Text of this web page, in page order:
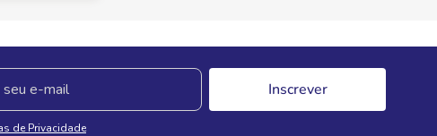
Inscrever
de Privacidade